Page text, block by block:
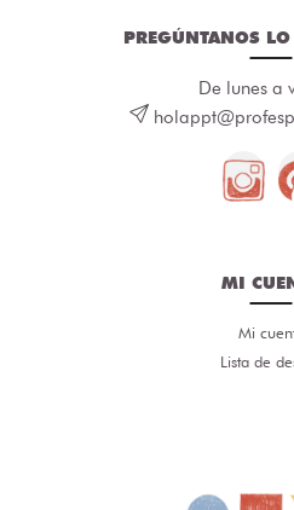
PREGÚNTANOS
De lunes a
MI
Mi
Lista de